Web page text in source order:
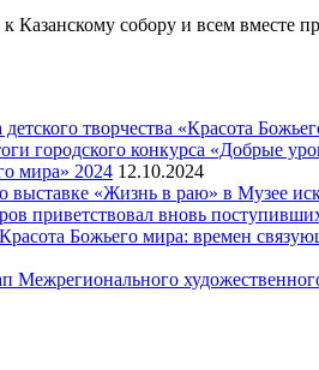
Казанскому собору и всем
творчества «Красота
городского конкурса «Добрые
мира» 2024 12.10.2024
выставке «Жизнь в раю» в Музее
приветствовал вновь
Божьего мира: времен